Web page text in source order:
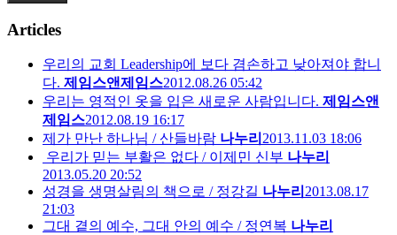
Articles
우리의 교회 Leadership에 보다 겸손하고 낮아져야 합니
다. 제임스앤제임스2012.08.26 05:42
우리는 영적인 옷을 입은 새로운 사람입니다. 제임스앤
제임스2012.08.19 16:17
제가 만난 하나님 / 산들바람 나누리 2013.11.03 18:06
우리가 믿는 부활은 없다 / 이제민 신부 나누리
2013.05.20 20:52
성경을 생명살림의 책으로 / 정강길 나누리 2013.08.17
21:03
그대 곁의 예수, 그대 안의 예수 / 정연복 나누리